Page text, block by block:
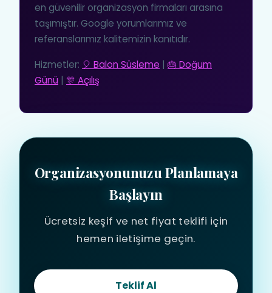
en güvenilir organizasyon firmaları arasına
taşımıştır. Google yorumlarımız ve
referanslarımız kalitemizin kanıtıdır.
Hizmetler: 🎈 Balon Süsleme | 🎂 Doğum
Günü | 🎊 Açılış
Organizasyonunuzu Planlamaya
Başlayın
Ücretsiz keşif ve net fiyat teklifi için
hemen iletişime geçin.
Teklif Al